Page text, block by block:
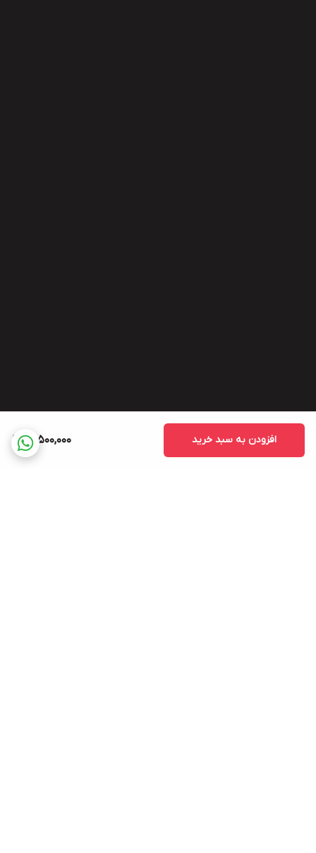
15,500,000 افزودن به سبد خرید